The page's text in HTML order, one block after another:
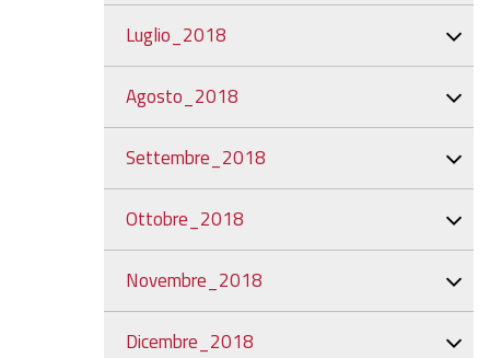
Luglio_2018
Agosto_2018
Settembre_2018
Ottobre_2018
Novembre_2018
Dicembre_2018